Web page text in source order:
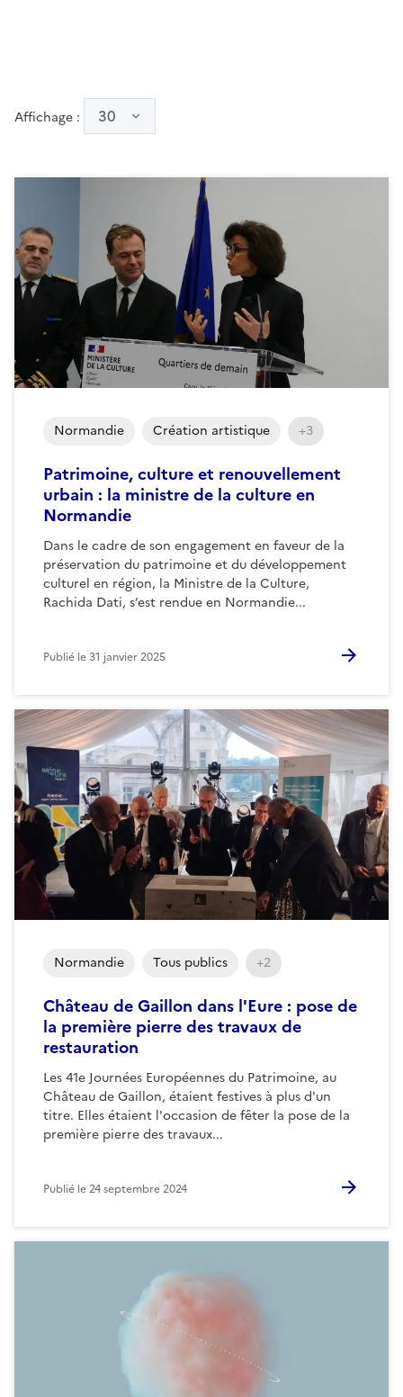
Affichage : 30
Patrimoine, culture et renouvellement
urbain : la ministre de la culture en
Normandie
Dans le cadre de son engagement en faveur de la
préservation du patrimoine et du développement
culturel en région, la Ministre de la Culture,
Rachida Dati, s’est rendue en Normandie...
Normandie Création artistique +3
Publié le31 janvier 2025
Château de Gaillon dans l'Eure : pose de
la première pierre des travaux de
restauration
Les 41e Journées Européennes du Patrimoine, au
Château de Gaillon, étaient festives à plus d'un
titre. Elles étaient l'occasion de fêter la pose de la
première pierre des travaux...
Normandie Tous publics +2
Publié le24 septembre 2024